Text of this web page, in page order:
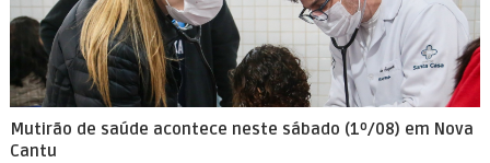
Mutirão de saúde acontece neste sábado (1º/08) em Nova
Cantu